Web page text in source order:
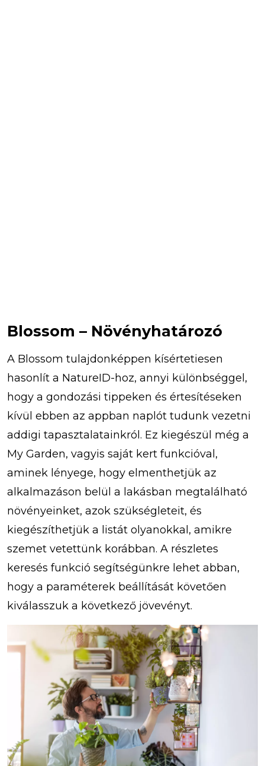
Blossom – Növényhatározó
A Blossom tulajdonképpen kísértetiesen
hasonlít a NatureID-hoz, annyi különbséggel,
hogy a gondozási tippeken és értesítéseken
kívül ebben az appban naplót tudunk vezetni
addigi tapasztalatainkról. Ez kiegészül még a
My Garden, vagyis saját kert funkcióval,
aminek lényege, hogy elmenthetjük az
alkalmazáson belül a lakásban megtalálható
növényeinket, azok szükségleteit, és
kiegészíthetjük a listát olyanokkal, amikre
szemet vetettünk korábban. A részletes
keresés funkció segítségünkre lehet abban,
hogy a paraméterek beállítását követően
kiválasszuk a következő jövevényt.